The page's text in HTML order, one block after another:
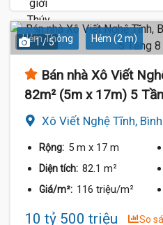
Hẻm Thông Hẻm (2 m)
1 / 5
Bán nhà Xô Viết
82m² (5m x 17m) 5
Xô Viết Nghệ Tĩnh,
Rộng: 5 m x 17 m
Diện tích: 82.1 m²
Giá/m²: 116 triệu/m²
10 tỷ 500 triệu So